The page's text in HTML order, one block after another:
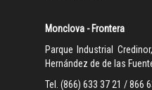
Monclova - Frontera
Parque Industrial
Hernández de de las
Tel. (866) 633 37 21 / 866